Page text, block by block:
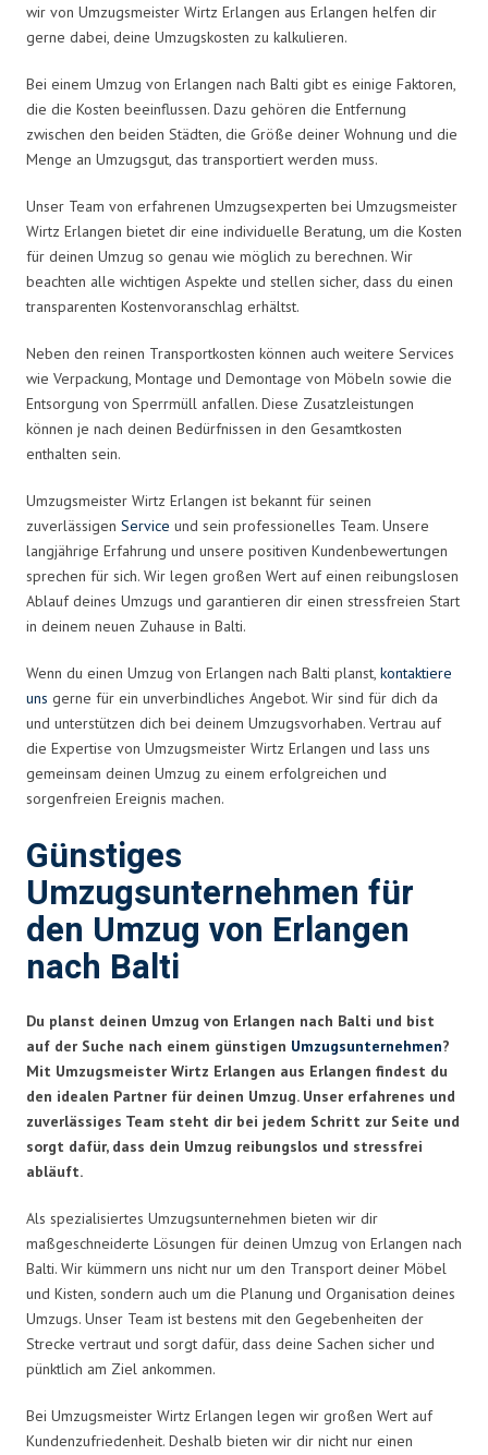
wir von Umzugsmeister Wirtz Erlangen aus Erlangen helfen dir
gerne dabei, deine Umzugskosten zu kalkulieren.
Bei einem Umzug von Erlangen nach Balti gibt es einige Faktoren,
die die Kosten beeinflussen. Dazu gehören die Entfernung
zwischen den beiden Städten, die Größe deiner Wohnung und die
Menge an Umzugsgut, das transportiert werden muss.
Unser Team von erfahrenen Umzugsexperten bei Umzugsmeister
Wirtz Erlangen bietet dir eine individuelle Beratung, um die Kosten
für deinen Umzug so genau wie möglich zu berechnen. Wir
beachten alle wichtigen Aspekte und stellen sicher, dass du einen
transparenten Kostenvoranschlag erhältst.
Neben den reinen Transportkosten können auch weitere Services
wie Verpackung, Montage und Demontage von Möbeln sowie die
Entsorgung von Sperrmüll anfallen. Diese Zusatzleistungen
können je nach deinen Bedürfnissen in den Gesamtkosten
enthalten sein.
Umzugsmeister Wirtz Erlangen ist bekannt für seinen
zuverlässigen Service und sein professionelles Team. Unsere
langjährige Erfahrung und unsere positiven Kundenbewertungen
sprechen für sich. Wir legen großen Wert auf einen reibungslosen
Ablauf deines Umzugs und garantieren dir einen stressfreien Start
in deinem neuen Zuhause in Balti.
Wenn du einen Umzug von Erlangen nach Balti planst, kontaktiere
uns gerne für ein unverbindliches Angebot. Wir sind für dich da
und unterstützen dich bei deinem Umzugsvorhaben. Vertrau auf
die Expertise von Umzugsmeister Wirtz Erlangen und lass uns
gemeinsam deinen Umzug zu einem erfolgreichen und
sorgenfreien Ereignis machen.
Günstiges
Umzugsunternehmen für
den Umzug von Erlangen
nach Balti
Du planst deinen Umzug von Erlangen nach Balti und bist
auf der Suche nach einem günstigen Umzugsunternehmen?
Mit Umzugsmeister Wirtz Erlangen aus Erlangen findest du
den idealen Partner für deinen Umzug. Unser erfahrenes und
zuverlässiges Team steht dir bei jedem Schritt zur Seite und
sorgt dafür, dass dein Umzug reibungslos und stressfrei
abläuft.
Als spezialisiertes Umzugsunternehmen bieten wir dir
maßgeschneiderte Lösungen für deinen Umzug von Erlangen nach
Balti. Wir kümmern uns nicht nur um den Transport deiner Möbel
und Kisten, sondern auch um die Planung und Organisation deines
Umzugs. Unser Team ist bestens mit den Gegebenheiten der
Strecke vertraut und sorgt dafür, dass deine Sachen sicher und
pünktlich am Ziel ankommen.
Bei Umzugsmeister Wirtz Erlangen legen wir großen Wert auf
Kundenzufriedenheit. Deshalb bieten wir dir nicht nur einen